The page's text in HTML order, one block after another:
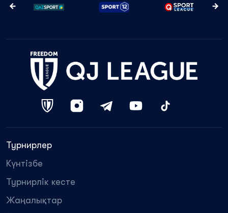
Турнирлер
Күнтізбе
Турнирлік кесте
Жаңалықтар